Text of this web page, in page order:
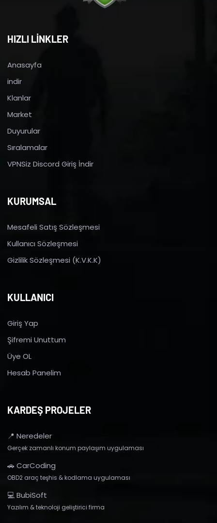
HIZLI LİNKLER
Anasayfa
indir
Klanlar
Market
Duyurular
Sıralamalar
VPNSiz Discord Giriş İndir
KURUMSAL
Mesafeli Satış Sözleşmesi
Kullanıcı Sözleşmesi
Gizlilik Sözleşmesi (K.V.K.K)
KULLANICI
Giriş Yap
Şifremi Unuttum
Üye OL
Hesab Panelim
KARDEŞ PROJELER
📍 Neredeler
Gerçek zamanlı konum paylaşım uygulaması
🚗 CarCoding
OBD2 araç teşhis & kodlama uygulaması
💻 BubiSoft
Yazılım & teknoloji geliştirici firma